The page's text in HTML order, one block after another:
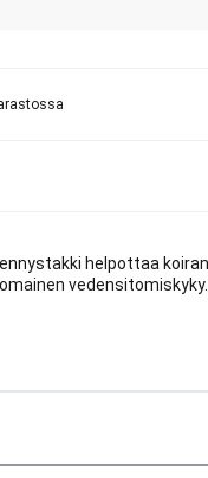
helpottaa
vedensitomiskyky.